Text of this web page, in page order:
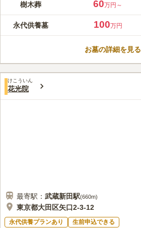
樹木葬 60万円～
永代供養墓 100万円
お墓の詳細を見る
けこういん
花光院
最寄駅： 武蔵新田駅(660m)
東京都大田区矢口2-3-12
永代供養プランあり 生前申込できる